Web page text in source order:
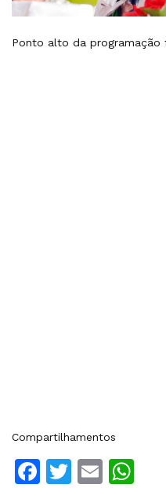
Ponto alto da programação
Compartilhamentos
Facebook
Twitter
Email